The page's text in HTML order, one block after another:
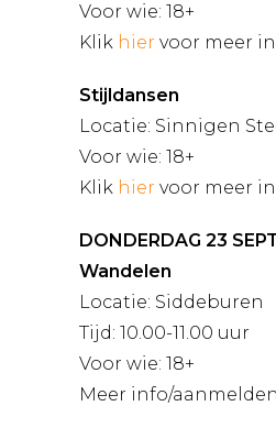
Voor wie: 18+
Klik hier voor meer
Stijldansen
Locatie: Sinnigen
Voor wie: 18+
Klik hier voor meer
DONDERDAG 23
Wandelen
Locatie: Siddeburen
Tijd: 10.00-11.00 uur
Voor wie: 18+
Meer info/